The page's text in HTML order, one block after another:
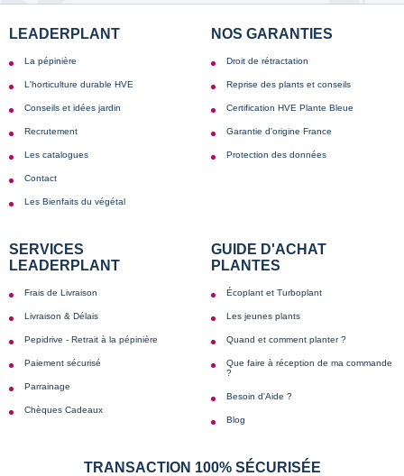
LEADERPLANT
La pépinière
L'horticulture durable HVE
Conseils et idées jardin
Recrutement
Les catalogues
Contact
Les Bienfaits du végétal
NOS GARANTIES
Droit de rétractation
Reprise des plants et conseils
Certification HVE Plante Bleue
Garantie d'origine France
Protection des données
SERVICES
LEADERPLANT
Frais de Livraison
Livraison & Délais
Pepidrive - Retrait à la pépinière
Paiement sécurisé
Parrainage
Chèques Cadeaux
GUIDE D'ACHAT
PLANTES
Écoplant et Turboplant
Les jeunes plants
Quand et comment planter ?
Que faire à réception de ma commande
?
Besoin d'Aide ?
Blog
TRANSACTION 100% SÉCURISÉE